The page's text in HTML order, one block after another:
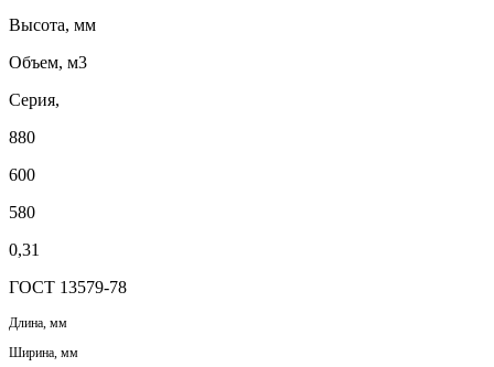
Высота, мм
Объем, м3
Серия,
880
600
580
0,31
ГОСТ 13579-78
Длина, мм
Ширина, мм